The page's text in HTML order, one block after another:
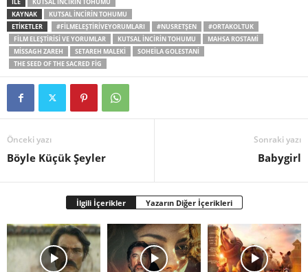
İLE
KUTSAL İNCIRIN TOHUMU
KAYNAK
KUTSAL İNCIRIN TOHUMU
ETİKETLER
#FILMELEŞTIRIVEYORUMLARI #NUSRETŞEN
#ORTAKOLTUK
FILM ELEŞTIRISI VE YORUMLAR
KUTSAL İNCIRIN TOHUMU
MAHSA ROSTAMI
MISSAGH ZAREH
SETAREH MALEKI
SOHEILA GOLESTANI
THE SEED OF THE SACRED FIG
Önceki yazı
Böyle Küçük Şeyler
Sonraki yazı
Babygirl
İlgili İçerikler Yazarın Diğer İçerikleri